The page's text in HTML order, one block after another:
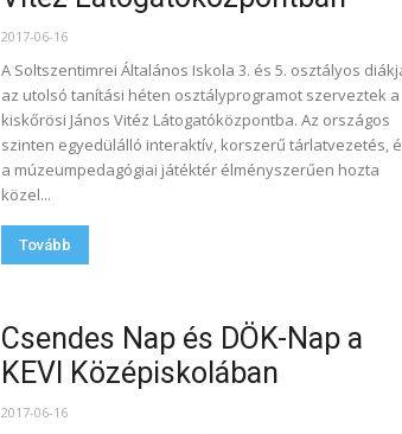
2017-06-16
A Soltszentimrei Általános Iskola 3. és 5. osztályos
az utolsó tanítási héten osztályprogramot szerveztek a
kiskőrösi János Vitéz Látogatóközpontba. Az országos
szinten egyedülálló interaktív, korszerű tárlatvezetés,
a múzeumpedagógiai játéktér élményszerűen hozta
közel...
Tovább
Csendes Nap és DÖK-Nap a
KEVI Középiskolában
2017-06-16